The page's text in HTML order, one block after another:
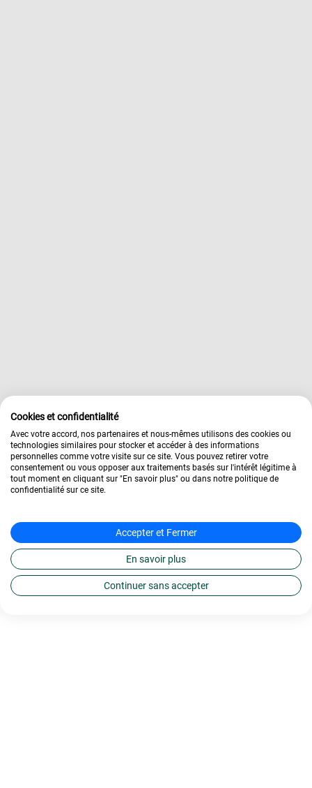
Cookies et confidentialité
Avec votre accord, nos partenaires et nous-mêmes utilisons des cookies ou
technologies similaires pour stocker et accéder à des informations
personnelles comme votre visite sur ce site. Vous pouvez retirer votre
consentement ou vous opposer aux traitements basés sur l'intérêt légitime à
tout moment en cliquant sur "En savoir plus" ou dans notre politique de
confidentialité sur ce site.
Accepter et Fermer
En savoir plus
Continuer sans accepter